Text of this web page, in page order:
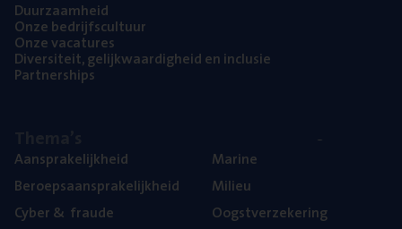
Duur­zaam­heid
Onze bedrijfs­cul­tuur
Onze vaca­tu­res
Diver­si­teit, gelijk­waar­dig­heid en inclusie
Part­ner­ships
Aan­spra­ke­lijk­heid
Beroeps­aan­spra­ke­lijk­heid
Cyber& fraude
Mari­ne
Mili­eu
Oogst­ver­ze­ke­ring